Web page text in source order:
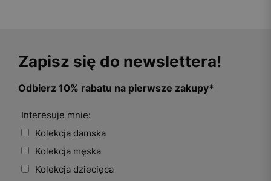
Zapisz się do newslettera!
Odbierz 10% rabatu na pierwsze zakupy*
Interesuje mnie:
Kolekcja damska
Kolekcja męska
Kolekcja dziecięca